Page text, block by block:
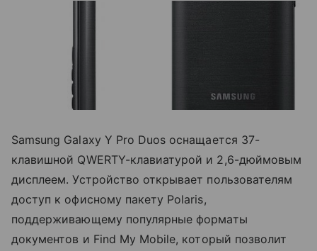
Samsung Galaxy Y Pro Duos оснащается 37-
клавишной QWERTY-клавиатурой и 2,6-дюймовым
дисплеем. Устройство открывает пользователям
доступ к офисному пакету Polaris,
поддерживающему популярные форматы
документов и Find My Mobile, который позволит